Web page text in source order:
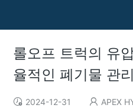
롤오프 트럭의 유
율적인 폐기물 관리
2024-12-31 APEX